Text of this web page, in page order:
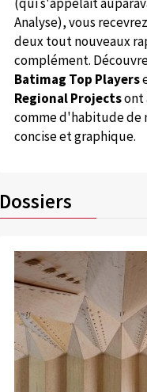
Analyse), vous
deux tout nouveaux
complément.
Batimag Top Players
Regional Projectsont
comme d'habitude de
concise et graphique.
Dossiers